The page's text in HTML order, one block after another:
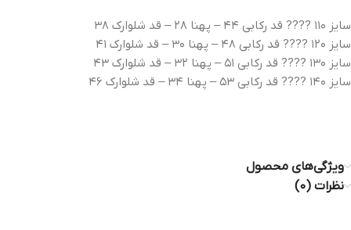
سایز ۱۱۰ ???? قد رکابی ۴۴ – پهنا ۲۸ – قد شلوارک ۳۸
سایز ۱۲۰ ???? قد رکابی ۴۸ – پهنا ۳۰ – قد شلوارک ۴۱
سایز ۱۳۰ ???? قد رکابی ۵۱ – پهنا ۳۲ – قد شلوارک ۴۳
سایز ۱۴۰ ???? قد رکابی ۵۳ – پهنا ۳۴ – قد شلوارک ۴۶
ویژگی‌های محصول
نظرات (0)